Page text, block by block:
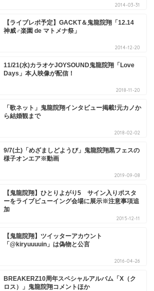
2014-03-31
【ライブレポ予定】GACKT＆鬼龍院翔「12.14
神威♂楽園 de マトメナ祭」
2014-12-20
11/21(水)カラオケJOYSOUND鬼龍院翔「Love
Days」本人映像が配信！
2018-11-20
「歌ネット」鬼龍院翔インタビュー掲載!元カノか
ら結婚観まで
2018-02-02
9/7(土)「めざましどようび」鬼龍院翔黒フェスの
様子オンエア※動画
2019-09-08
【鬼龍院翔】ひとりよがり5 サイン入りポスタ
ーをライブビューイング会場に展示※注意事項追
加
2015-12-11
【鬼龍院翔】ツイッターアカウント
「@kiryuuuuin」は偽物と公言
2016-04-26
BREAKERZ10周年スペシャルアルバム「X（ク
ロス）」鬼龍院翔コメントほか